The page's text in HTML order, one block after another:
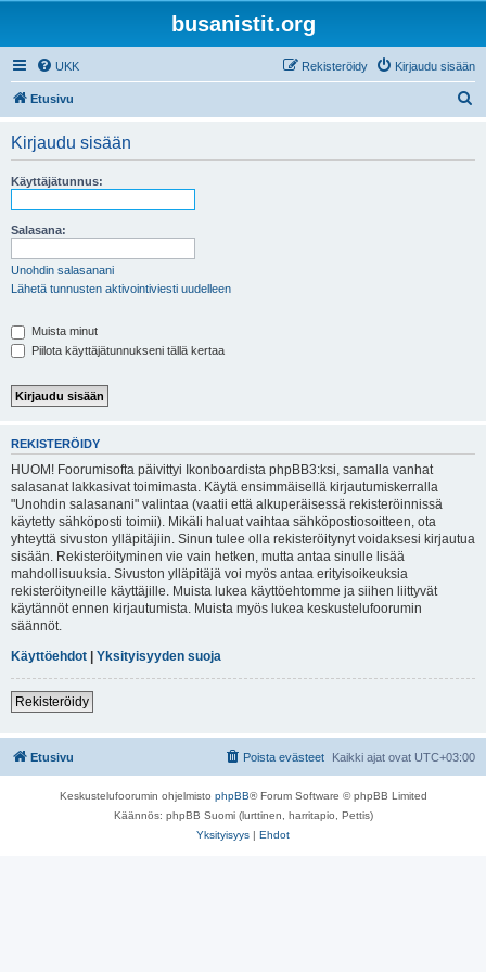
busanistit.org
UKK Kirjaudu sisään
Rekisteröidy
Etusivu
Kirjaudu sisään
Käyttäjätunnus:
Salasana:
Unohdin salasanani
Lähetä tunnusten aktivointiviesti uudelleen
Muista minut
Piilota käyttäjätunnukseni tällä kertaa
REKISTERÖIDY
HUOM! Foorumisofta päivittyi Ikonboardista phpBB3:ksi, samalla vanhat
salasanat lakkasivat toimimasta. Käytä ensimmäisellä kirjautumiskerralla
"Unohdin salasanani" valintaa (vaatii että alkuperäisessä rekisteröinnissä
käytetty sähköposti toimii). Mikäli haluat vaihtaa sähköpostiosoitteen, ota
yhteyttä sivuston ylläpitäjiin. Sinun tulee olla rekisteröitynyt voidaksesi kirjautua
sisään. Rekisteröityminen vie vain hetken, mutta antaa sinulle lisää
mahdollisuuksia. Sivuston ylläpitäjä voi myös antaa erityisoikeuksia
rekisteröityneille käyttäjille. Muista lukea käyttöehtomme ja siihen liittyvät
käytännöt ennen kirjautumista. Muista myös lukea keskustelufoorumin
säännöt.
Käyttöehdot | Yksityisyyden suoja
Rekisteröidy
Etusivu Kaikki ajat ovat UTC+03:00
Poista evästeet
Keskustelufoorumin ohjelmisto phpBB® Forum Software © phpBB Limited
Käännös: phpBB Suomi (lurttinen, harritapio, Pettis)
Yksityisyys | Ehdot